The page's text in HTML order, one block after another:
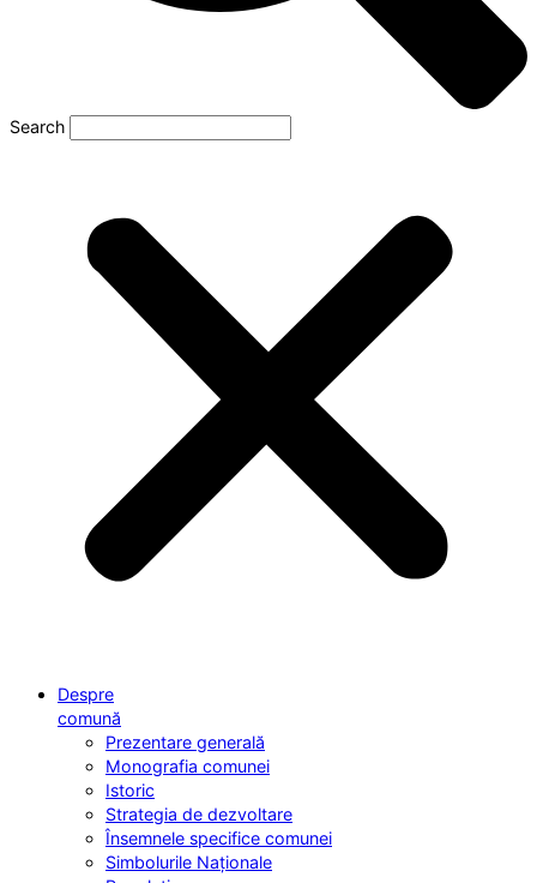
Search
Despre
comună
Prezentare generală
Monografia comunei
Istoric
Strategia de dezvoltare
Însemnele specifice comunei
Simbolurile Naționale